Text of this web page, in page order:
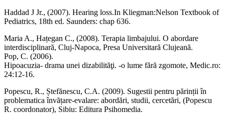
Haddad J Jr., (2007). Hearing loss.In Kliegman:Nelson Textbook of
Pediatrics, 18th ed. Saunders: chap 636.
Maria A., Hațegan C., (2008). Terapia limbajului. O abordare
interdisciplinară, Cluj-Napoca, Presa Universitară Clujeană.
Pop, C. (2006).
Hipoacuzia- drama unei dizabilităţi. -o lume fără zgomote, Medic.ro:
24:12-16.
Popescu, R., Ștefănescu, C.A. (2009). Sugestii pentru părinții în
problematica învățare-evalare: abordări, studii, cercetări, (Popescu
R. coordonator), Sibiu: Editura Psihomedia.